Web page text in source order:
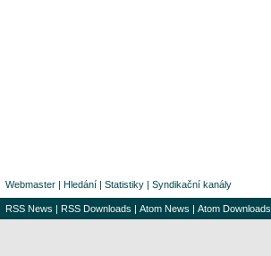
Webmaster | Hledání | Statistiky | Syndikační kanály
RSS News | RSS Downloads | Atom News | Atom Downloads